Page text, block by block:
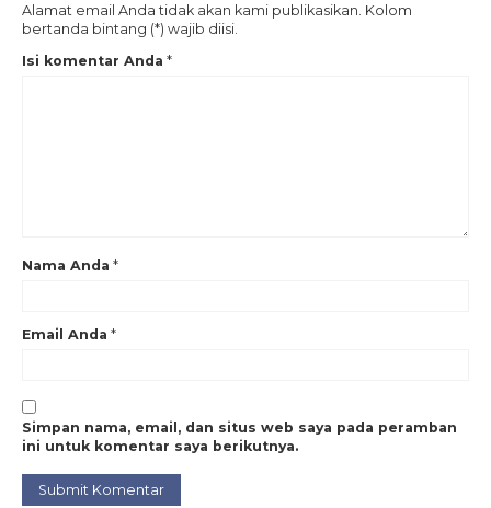
Alamat email Anda tidak akan kami publikasikan. Kolom
bertanda bintang (*) wajib diisi.
Isi komentar Anda *
Nama Anda *
Email Anda *
Simpan nama, email, dan situs web saya pada peramban
ini untuk komentar saya berikutnya.